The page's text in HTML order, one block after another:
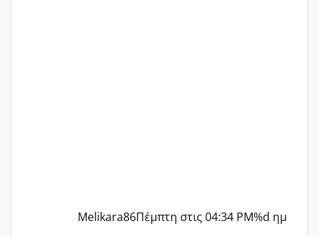
Melikara86Πέμπτη στις 04:34 PM%d ημ